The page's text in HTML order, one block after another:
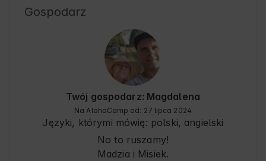
Gospodarz
Twój gospodarz: Magdalena
Na AlohaCamp od: 27 lipca 2024
Języki, którymi mówię: polski, angielski
No to ruszamy!
Madzia i Misiek.